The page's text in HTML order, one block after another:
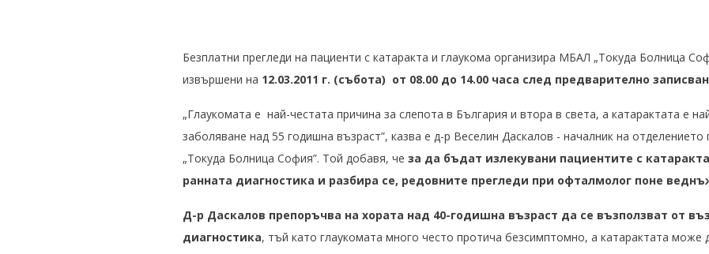
Безплатни прегледи на пациенти с катаракта и глаукома организира МБАЛ „Токуда Болница
извършени на 12.03.2011 г. (събота) от 08.00 до 14.00 часа след предварително
„Глаукомата е най-честата причина за слепота в България и втора в света, а катарактата е
заболяване над 55 годишна възраст”, казва е д-р Веселин Даскалов - началник на
„Токуда Болница София”. Той добавя, че за да бъдат излекувани пациентите с
ранната диагностика и разбира се, редовните прегледи при офталмолог поне
Д-р Даскалов препоръчва на хората над 40-годишна възраст да се възползват от
диагностика, тъй като глаукомата много често протича безсимптомно, а катарактата може